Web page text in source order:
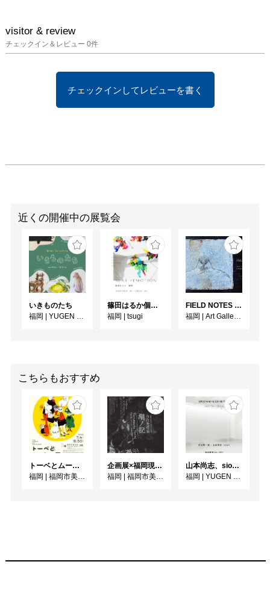
visitor & review
チェックイン＆レビュー 0件
チェックインしてレビューを書く
近くの開催中の展覧会
いきものたち
福岡
YUGEN Gallery FUKUOKA
篠田はるか個展「1DAY:4EMOTION」
福岡
tsugi
FIELD NOTES - 研究録 -
福岡
Art Gallery OWL
こちらもおすすめ
トーベとムーミン展 ～とっておきのものを探 しに～
福岡
福岡市美術館
企画展×福岡現代作家ファイル 2026 山内光枝展 潮ノ記
福岡
福岡市美術館
山本尚志、sion、大谷陽一郎【グループ展】
福岡
YUGEN Gallery FUKUOKA